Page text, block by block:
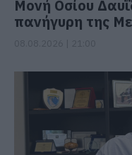
Μονή Οσίου
πανήγυρη της